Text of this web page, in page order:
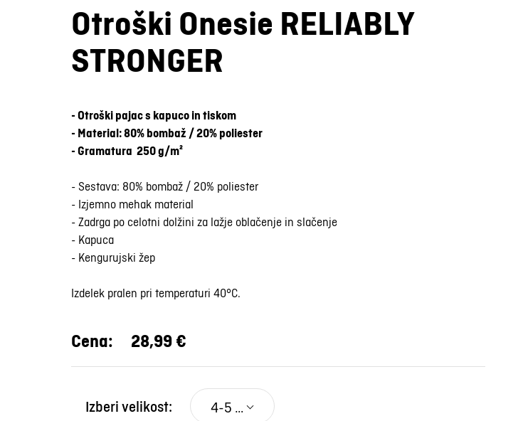
Otroški Onesie RELIABLY
STRONGER
- Otroški pajac s kapuco in tiskom
- Material: 80% bombaž / 20% poliester
- Gramatura 250 g/m²
- Sestava: 80% bombaž / 20% poliester
- Izjemno mehak material
- Zadrga po celotni dolžini za lažje oblačenje in slačenje
- Kapuca
- Kengurujski žep
Izdelek pralen pri temperaturi 40°C.
Cena: 28,99 €
Izberi velikost: 4-5 let